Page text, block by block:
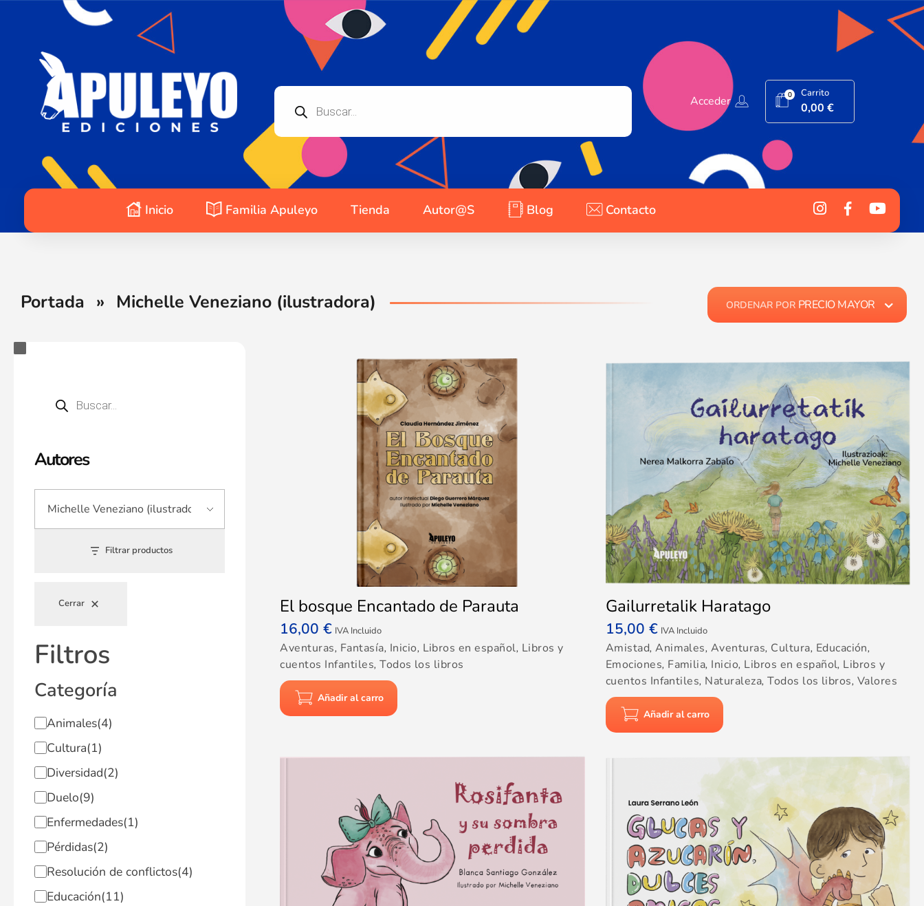
Acceder 0 Carrito
0,00€
Inicio Familia Apuleyo Tienda Autor@s Blog Contacto
Portada » Michelle Veneziano (ilustradora)
Autores
Filtrar productos
Cerrar
Filtros
Categoría
Animales(4)
Cultura(1)
Diversidad(2)
Duelo(9)
Enfermedades(1)
Pérdidas(2)
Resolución de conflictos(4)
Educación(11)
ORDENAR POR PRECIO MAYOR
El bosque Encantado de Parauta
16,00€ IVA Incluido
Aventuras, Fantasía, Inicio, Libros en español, Libros y
cuentos Infantiles,Todos los libros
Añadir al carro
Gailurretalik Haratago
15,00 € IVA Incluido
Amistad,Animales, Aventuras, Cultura, Educación,
Emociones, Familia, Inicio, Libros en español, Libros y
cuentos Infantiles, Naturaleza,Todos los libros, Valores
Añadir al carro